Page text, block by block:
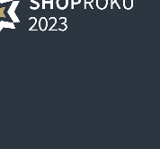
obalov a